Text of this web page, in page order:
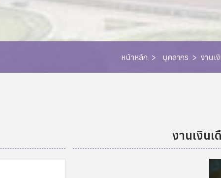
หน้าหลัก > บุคลากร > งานเ
งานเงิน